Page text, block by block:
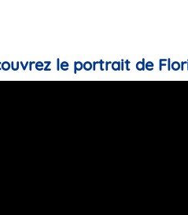
le portrait de